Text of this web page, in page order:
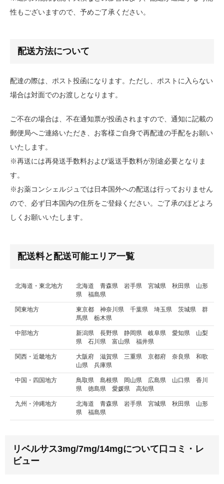
性もございますので、予めご了承ください。
配送方法について
配達の際は、ポスト投函になります。ただし、ポストに入らない
場合は対面でのお渡しとなります。
ご不在の場合は、不在通知票が投函されますので、通知に記載の
郵便局へご連絡いただき、お客様ご自身で再配達の手配をお願い
いたします。
※再送には再発送手数料および返送手数料が別途必要となりま
す。
※お薬コンシェルジュでは日本国外への配送は行っておりません
ので、必ず日本国内の住所をご登録ください。ご了承のほどよろ
しくお願いいたします。
配送料と配送可能エリア一覧
北海道・東北地方
北海道 青森県 岩手県 宮城県 秋田県 山形
県 福島県
関東地方
東京都 神奈川県 千葉県 埼玉県 茨城県 群
馬県 栃木県
中部地方
新潟県 長野県 静岡県 岐阜県 愛知県 山梨
県 石川県 富山県 福井県
関西・近畿地方
大阪府 滋賀県 三重県 京都府 奈良県 和歌
山県 兵庫県
中国・四国地方
鳥取県 島根県 岡山県 広島県 山口県 香川
県 徳島県 愛媛県 高知県
九州・沖縄地方
北海道 青森県 岩手県 宮城県 秋田県 山形
県 福島県
リベルサス3mg/7mg/14mgについて口コミ・レ
ビュー